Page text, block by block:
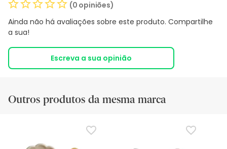
(0 opiniões)
Ainda não há avaliações sobre este produto. Compartilhe
a sua!
Escreva a sua opinião
Outros produtos da mesma marca